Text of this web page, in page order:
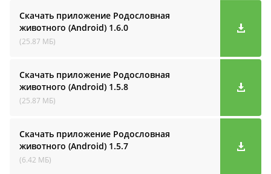
Скачать приложение Родословная
животного (Android) 1.6.0
(25.87 МБ)
Скачать приложение Родословная
животного (Android) 1.5.8
(25.87 МБ)
Скачать приложение Родословная
животного (Android) 1.5.7
(6.42 МБ)